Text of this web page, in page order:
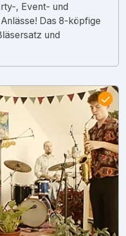
, Event- und
Das 8-köpfige
und